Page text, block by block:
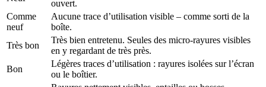
ouvert.
Comme
neuf
Aucune trace d’utilisation visible – comme sorti de la
boîte.
Très bon
Très bien entretenu. Seules des micro-rayures visibles
en y regardant de très près.
Bon
Légères traces d’utilisation : rayures isolées sur l’écran
ou le boîtier.